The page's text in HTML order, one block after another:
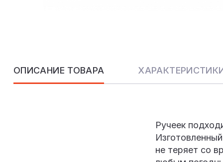
ОПИСАНИЕ ТОВАРА
Ручеек
не теряет со